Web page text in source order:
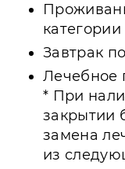
категории
Завтрак
Лечебное
* При
закрытии
замена
из